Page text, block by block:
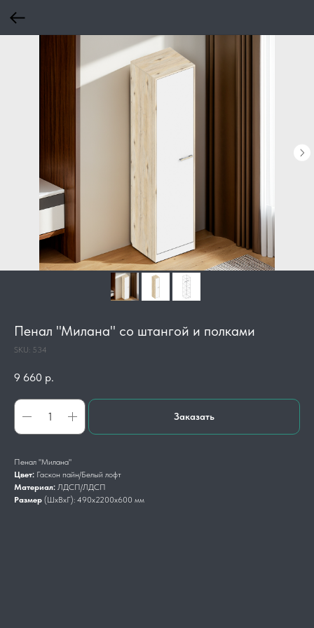
Пенал "Милана" со штангой и полками
SKU: 534
9 660 р.
Заказать
Пенал "Милана"
Цвет: Гаскон пайн/Белый лофт
Материал: ЛДСП/ЛДСП
Размер (ШхВхГ): 490х2200х600 мм